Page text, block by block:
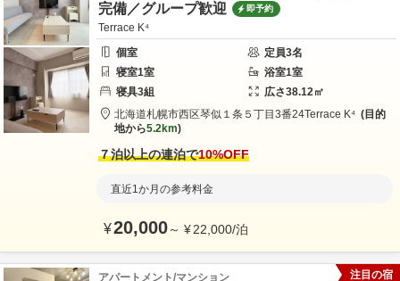
完備／グループ歓迎
即予約
Terrace K⁴
個室
定員3名
寝室1室 浴室1室
寝具3組 広さ38.12㎡
北海道札幌市西区琴似１条５丁目3番24Terrace K⁴
目的
地から5.2km
７泊以上の連泊で10%OFF
直近1か月の参考料金
¥20,000～ ¥22,000/泊
アパートメント/マンション 注目の宿